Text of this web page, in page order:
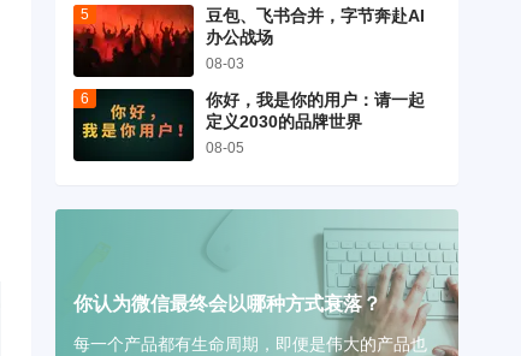
豆包、飞书合并，字节奔赴AI
办公战场
08-03
你好，我是你的用户：请一起
定义2030的品牌世界
08-05
你认为微信最终会以哪种方式衰落？
每一个产品都有生命周期，即便是伟大的产品也